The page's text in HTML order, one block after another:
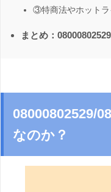
③特商法やホットラ
まとめ：
08000802529/
なのか？